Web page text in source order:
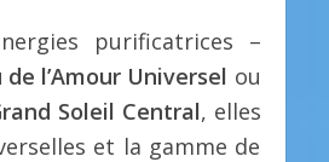
purificatrices –
de l’Amour Universel ou
Soleil Central, elles
et la gamme de